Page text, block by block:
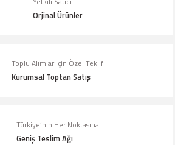
daha pahalı.
Orjinal Ürünler
Toplu Alımlar İçin Özel Teklif
Kurumsal Toptan Satış
Türkiye’nin Her Noktasına
Geniş Teslim Ağı